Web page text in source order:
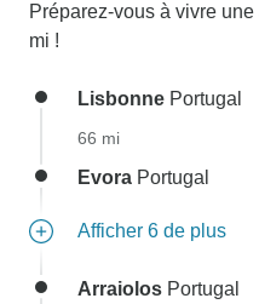
Préparez-vous à vivre
mi !
Lisbonne Portugal
66 mi
Evora Portugal
Afficher 6 de plus
Arraiolos Portugal